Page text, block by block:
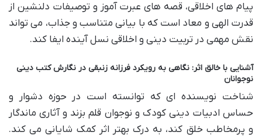
پیام های اخلاقی، قصه های عبرت آموز و توصیفات دلنشین از
قدرت الهی و معاد است که با بیانی متناسب و جذاب، می تواند
نقش مهمی در تربیت دینی و اخلاقی نسل آینده ایفا کند.
آشنایی با خالق اثر: نگاهی به رویکرد فرزانه زنبقی در نگارش کتب دینی
نوجوانان
شناخت نویسنده ای که توانسته است در حوزه دشوار و
حساس ادبیات دینی کودک و نوجوان قلم بزند و آثاری ماندگار
و پرمخاطب خلق کند، به درک بهتر اثر کمک شایانی می کند.